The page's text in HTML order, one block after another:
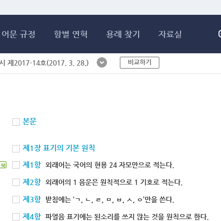
어문 규정 항별 연혁 용례 찾기 자료실
제2017-14호(2017. 3. 28.) 비교하기
본문
제1장 표기의 기본 원칙
북 제1항 외래어는 국어의 현용 24 자모만으로 적는다.
제2항 외래어의 1 음운은 원칙적으로 1 기호로 적는다.
제3항 받침에는 ‘ㄱ, ㄴ, ㄹ, ㅁ, ㅂ, ㅅ, ㅇ’만을 쓴다.
제4항 파열음 표기에는 된소리를 쓰지 않는 것을 원칙으로 한다.